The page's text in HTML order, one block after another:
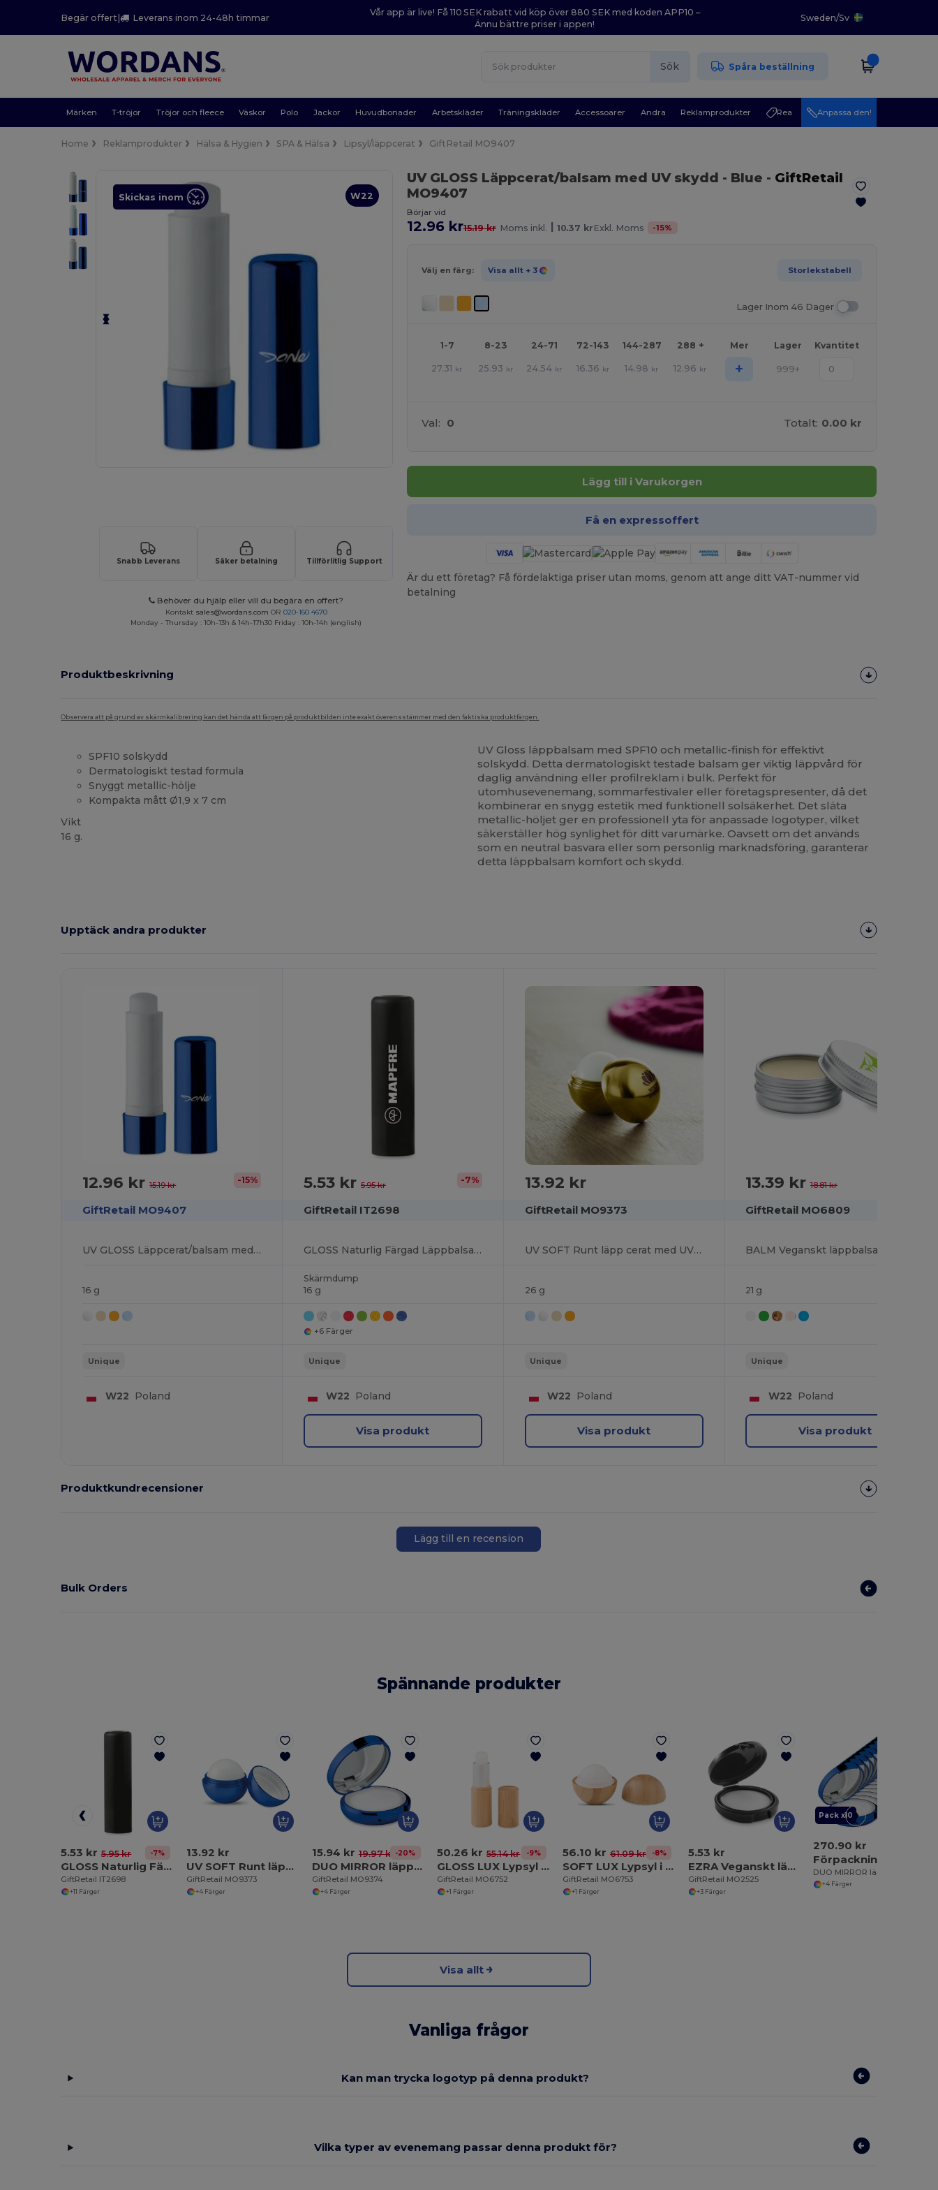
Begär offert| Leverans inom 24-48h timmar
Vår app är live! Få 110 SEK rabatt vid köp över 880 SEK med koden APP10 –
Ännu bättre priser i appen!
Sweden/Sv
Sök Spåra beställning
Märken T-tröjor Tröjor och fleece Väskor Polo Jackor Huvudbonader Arbetskläder Träningskläder Accessoarer Andra Reklamprodukter Rea Anpassa den!
Home Reklamprodukter Hälsa & Hygien SPA & Hälsa Lipsyl/läppcerat GiftRetail MO9407
W22
Skickas inom
Snabb Leverans Säker betalning Tillförlitlig Support
Behöver du hjälp eller vill du begära en offert?
Kontakt sales@wordans.com OR 020-160 4670
Monday - Thursday : 10h-13h & 14h-17h30 Friday : 10h-14h (english)
UV GLOSS Läppcerat/balsam med UV skydd - Blue - GiftRetail
MO9407
Börjar vid
12.96 kr15.19 kr Moms inkl. | 10.37 kr Exkl. Moms -15%
Välj en färg: Visa allt + 3 Storlekstabell
Lager Inom 46 Dager
1-7 8-23 24-71 72-143 144-287 288 + Mer Lager Kvantitet
27.31 kr 25.93 kr 24.54 kr 16.36 kr 14.98 kr 12.96 kr + 999+
Val: 0 Totalt: 0.00 kr
Lägg till i Varukorgen
Få en expressoffert
Är du ett företag? Få fördelaktiga priser utan moms, genom att ange ditt VAT-nummer vid
betalning
Produktbeskrivning
Observera att på grund av skärmkalibrering kan det hända att färgen på produktbilden inte exakt överensstämmer med den faktiska produktfärgen.
SPF10 solskydd
Dermatologiskt testad formula
Snyggt metallic-hölje
Kompakta mått Ø1,9 x 7 cm
Vikt
16 g.
UV Gloss läppbalsam med SPF10 och metallic-finish för effektivt
solskydd. Detta dermatologiskt testade balsam ger viktig läppvård för
daglig användning eller profilreklam i bulk. Perfekt för
utomhusevenemang, sommarfestivaler eller företagspresenter, då det
kombinerar en snygg estetik med funktionell solsäkerhet. Det släta
metallic-höljet ger en professionell yta för anpassade logotyper, vilket
säkerställer hög synlighet för ditt varumärke. Oavsett om det används
som en neutral basvara eller som personlig marknadsföring, garanterar
detta läppbalsam komfort och skydd.
Upptäck andra produkter
Anpassa
12.96 kr15.19 kr -15%
GiftRetail MO9407
UV GLOSS Läppcerat/balsam med UV skydd
16 g
Unique
W22 Poland
5.53 kr 5.95 kr -7%
GiftRetail IT2698
GLOSS Naturlig Färgad Läppbalsam med SPF10 Skydd
Skärmdump
16 g
+6 Färger
Unique
W22 Poland
Visa produkt
13.92 kr
GiftRetail MO9373
UV SOFT Runt läpp cerat med UV skydd
26 g
Unique
W22 Poland
Visa produkt
13.39 kr18.81 kr
GiftRetail MO6809
BALM Veganskt läppbalsam i burk
21 g
Unique
W22 Poland
Visa produkt
Produktkundrecensioner
Lägg till en recension
Bulk Orders
Spännande produkter
5.53 kr 5.95 kr -7%
GLOSS Naturlig Färgad Läppbalsam med SPF10 Skydd
GiftRetail IT2698
+11 Färger
13.92 kr
UV SOFT Runt läpp cerat med UV skydd
GiftRetail MO9373
+4 Färger
15.94 kr 19.97 kr -20%
DUO MIRROR läppcerat med spegel
GiftRetail MO9374
+4 Färger
50.26 kr 55.14 kr -9%
GLOSS LUX Lypsyl i bamburör
GiftRetail MO6752
+1 Färger
56.10 kr 61.09 kr -8%
SOFT LUX Lypsyl i rund bambuaskrin
GiftRetail MO6753
+1 Färger
5.53 kr
EZRA Veganskt läppbalsam
GiftRetail MO2525
+3 Färger
Pack x10
270.90 kr
+4 Färger
Visa allt
Vanliga frågor
Kan man trycka logotyp på denna produkt?
Vilka typer av evenemang passar denna produkt för?